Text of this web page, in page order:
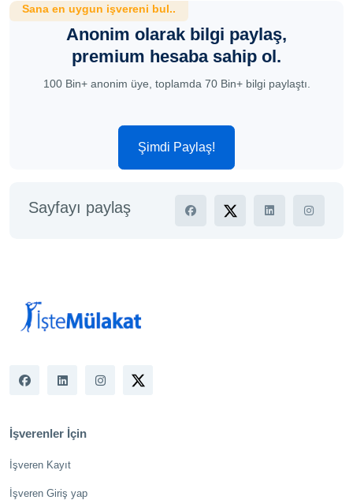
Sana en uygun işvereni bul..
Anonim olarak bilgi paylaş,
premium hesaba sahip ol.
100 Bin+ anonim üye, toplamda 70 Bin+ bilgi paylaştı.
Şimdi Paylaş!
Sayfayı paylaş
İşverenler İçin
İşveren Kayıt
İşveren Giriş yap